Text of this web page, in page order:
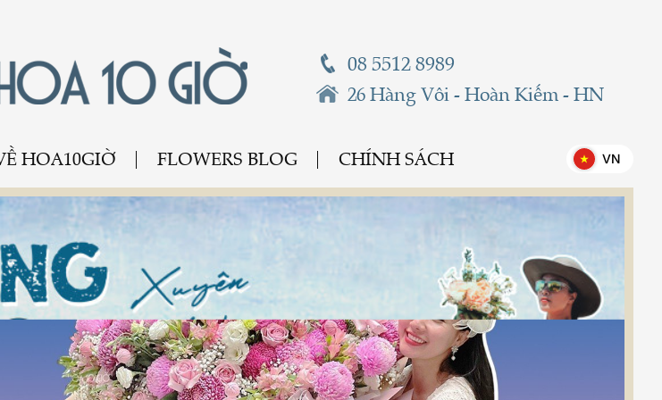
08 5512 8989
26 Hàng Vôi - Hoàn Kiếm - HN
VN
HOA10GIỜ FLOWERS BLOG CHÍNH SÁCH